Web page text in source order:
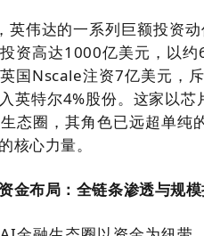
英伟达的一系列巨额投资
资高达1000亿美元，以
国Nscale注资7亿美元，
英特尔4%股份。这家以
态圈，其角色已远超单纯
核心力量。
金布局：全链条渗透与规